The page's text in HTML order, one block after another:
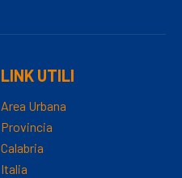
LINK UTILI
Area Urbana
Provincia
Calabria
Italia